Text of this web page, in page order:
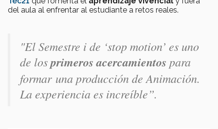
del aula al enfrentar al estudiante a retos reales.
"El Semestre i de ‘stop motion’ es uno
de losprimeros acercamientos para
formar una producción de Animación.
La experiencia es increíble”.